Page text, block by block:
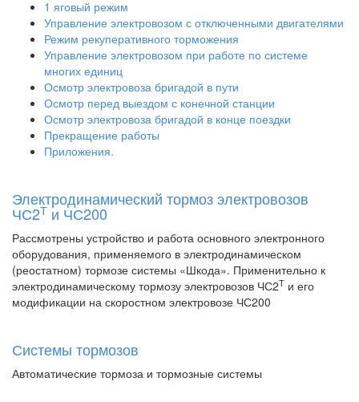
1 яговый режим
Управление электровозом с отключенными двигателями
Режим рекуперативного торможения
Управление электровозом при работе по системе
многих единиц
Осмотр электровоза бригадой в пути
Осмотр перед выездом с конечной станции
Осмотр электровоза бригадой в конце поездки
Прекращение работы
Приложения.
Электродинамический тормоз электровозов
ЧС2Т и ЧС200
Рассмотрены устройство и работа основного электронного
оборудования, применяемого в электродинамическом
(реостатном) тормозе системы «Шкода». Применительно к
электродинамическому тормозу электровозов ЧС2Т и его
модификации на скоростном электровозе ЧС200
Системы тормозов
Автоматические тормоза и тормозные системы